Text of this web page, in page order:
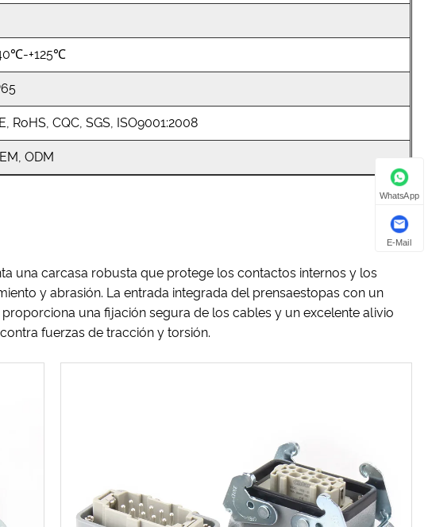
+125℃
RoHS, CQC, SGS, ISO9001:2008
ODM
una carcasa robusta que protege los contactos internos y los
y abrasión. La entrada integrada del prensaestopas con un
una fijación segura de los cables y un excelente alivio
fuerzas de tracción y torsión.
WhatsApp
E-Mail